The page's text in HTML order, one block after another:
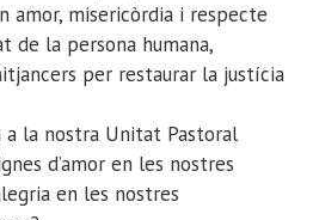
amor, misericòrdia i respecte
de la persona humana,
per restaurar la justícia
a la nostra Unitat Pastoral
d’amor en les nostres
en les nostres